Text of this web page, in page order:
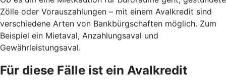
Zölle oder Vorauszahlungen – mit einem Avalkredit sind
verschiedene Arten von Bankbürgschaften möglich. Zum
Beispiel ein Mietaval, Anzahlungsaval und
Gewährleistungsaval.
Für diese Fälle ist ein Avalkredit